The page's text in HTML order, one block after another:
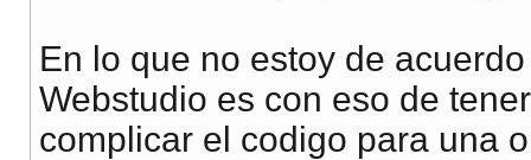
En lo que no estoy de
Webstudio es con eso de
complicar el codigo para una